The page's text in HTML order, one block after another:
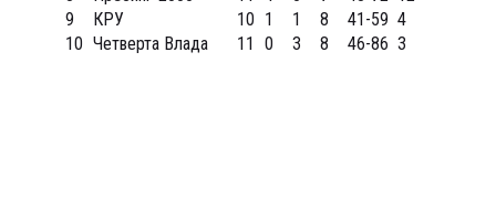
9
КРУ 10 1 1 8 41-59 4
10 Четверта Влада 11 0 3 8 46-86 3